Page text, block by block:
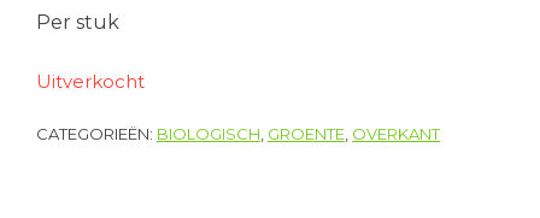
Per stuk
Uitverkocht
CATEGORIEËN: BIOLOGISCH GROENTE OVERKANT